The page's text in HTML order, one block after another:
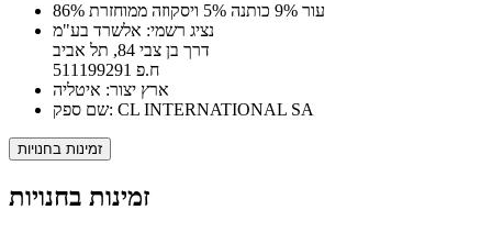
86% עור 9% כותנה 5% ויסקוזה ממוחזרת
נציג רשמי: אלשרד בע"מ
דרך בן צבי 84, תל אביב
ח.פ 511199291
ארץ יצור: איטליה
שם ספק: CL INTERNATIONAL SA
זמינות בחנויות
זמינות בחנויות